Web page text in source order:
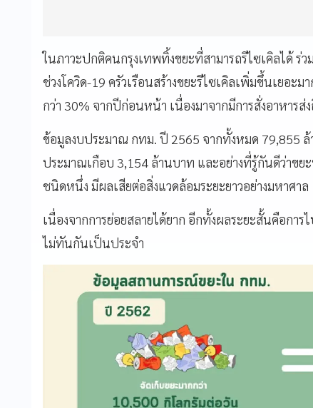
ในภาวะปกติคนกรุงเทพทิ้งขยะที่สามารถรีไซเคิลได้ ร่
ช่วงโควิด-19 ครัวเรือนสร้างขยะรีไซเคิลเพิ่มขึ้นเยอะ
กว่า 30% จากปีก่อนหน้า เนื่องมาจากมีการสั่งอาหาร
ข้อมูลงบประมาณ กทม. ปี 2565 จากทั้งหมด 79,855 ล้
ประมาณเกือบ 3,154 ล้านบาท และอย่างที่รู้กันดีว่าขย
ชนิดหนึ่ง มีผลเสียต่อสิ่งแวดล้อมระยะยาวอย่างมหาศาล
เนื่องจากการย่อยสลายได้ยาก อีกทั้งผลระยะสั้นคือกา
ไม่ทันกันเป็นประจำ